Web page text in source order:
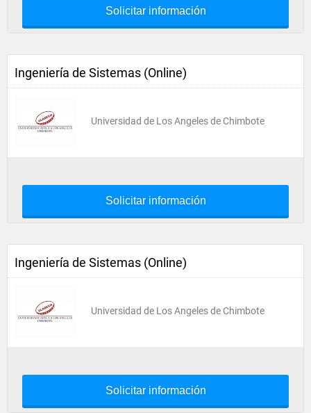
Solicitar información
Ingeniería de Sistemas (Online)
Universidad de Los Angeles de Chimbote
Solicitar información
Ingeniería de Sistemas (Online)
Universidad de Los Angeles de Chimbote
Solicitar información